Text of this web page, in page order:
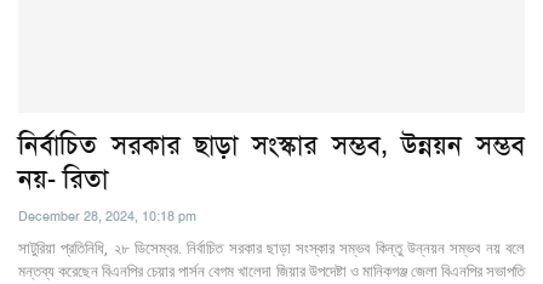
নির্বাচিত সরকার ছাড়া সংস্কার সম্ভব, উন্নয়ন সম্ভব
নয়- রিতা
December 28, 2024, 10:18 pm
সাটুরিয়া প্রতিনিধি, ২৮ ডিসেম্বর. নির্বাচিত সরকার ছাড়া সংস্কার সম্ভব কিন্তু উন্নয়ন সম্ভব নয় বলে
মন্তব্য করেছেন বিএনপির চেয়ার পার্সন বেগম খালেদা জিয়ার উপদেষ্টা ও মানিকগঞ্জ জেলা বিএনপির সভাপতি